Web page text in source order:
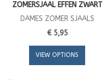
ZOMERSJAAL EFFEN ZWART
DAMES ZOMER SJAALS
€ 5,95
VIEW OPTIONS